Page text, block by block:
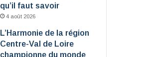
qu’il faut savoir
4 août 2026
L’Harmonie de la région
Centre-Val de Loire
championne du monde